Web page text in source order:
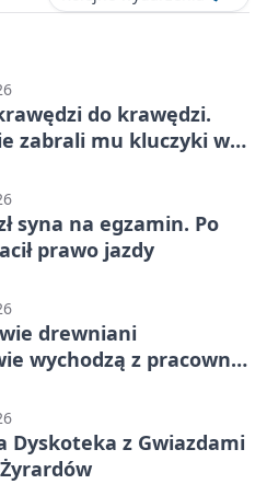
do krawędzi.
zabrali mu kluczyki w
syna na egzamin. Po
prawo jazdy
drewniani
wychodzą z pracowni
Dyskoteka z Gwiazdami